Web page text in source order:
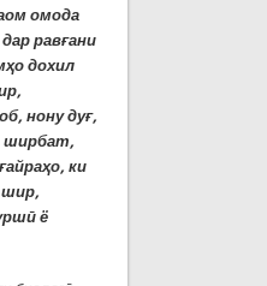
омода
равғани
дохил
нону дуғ,
ширбат,
ки
шир,
ё